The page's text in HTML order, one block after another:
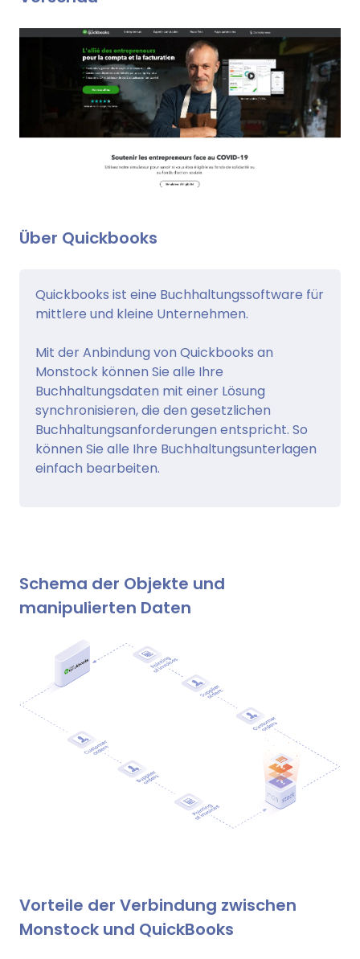
Über Quickbooks
Quickbooks ist eine Buchhaltungssoftware für
mittlere und kleine Unternehmen.
Mit der Anbindung von Quickbooks an
Monstock können Sie alle Ihre
Buchhaltungsdaten mit einer Lösung
synchronisieren, die den gesetzlichen
Buchhaltungsanforderungen entspricht. So
können Sie alle Ihre Buchhaltungsunterlagen
einfach bearbeiten.
Schema der Objekte und
manipulierten Daten
Vorteile der Verbindung zwischen
Monstock und QuickBooks